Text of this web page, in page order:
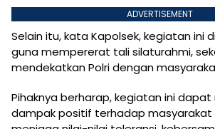
ADVERTISEMENT
Selain itu, kata Kapolsek, kegiatan ini
guna mempererat tali silaturahmi,
mendekatkan Polri dengan
Pihaknya berharap, kegiatan ini
dampak positif terhadap masyarakat